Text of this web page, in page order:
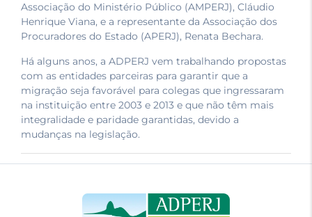
Associação do Ministério Público (AMPERJ), Cláudio
Henrique Viana, e a representante da Associação dos
Procuradores do Estado (APERJ), Renata Bechara.
Há alguns anos, a ADPERJ vem trabalhando propostas
com as entidades parceiras para garantir que a
migração seja favorável para colegas que ingressaram
na instituição entre 2003 e 2013 e que não têm mais
integralidade e paridade garantidas, devido a
mudanças na legislação.